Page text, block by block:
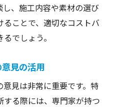
、施工内容や素材の選び
ことで、適切なコストバ
でしょう。
見の活用
見は非常に重要です。特
る際には、専門家が持つ